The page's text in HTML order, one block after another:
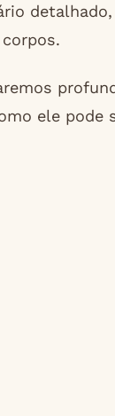
ele pode